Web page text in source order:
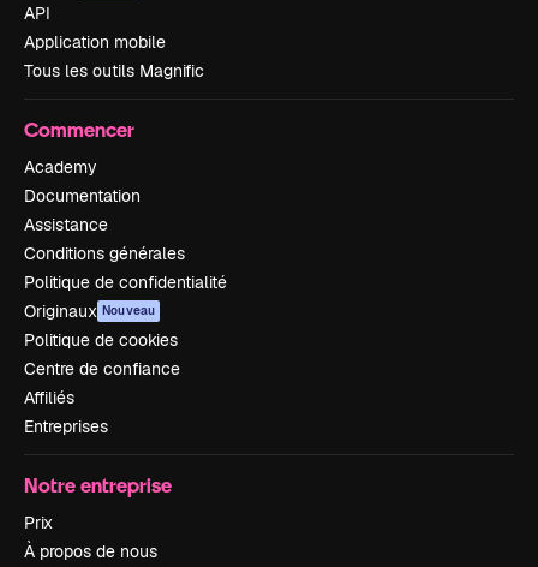
API
Application mobile
Tous les outils Magnific
Commencer
Academy
Documentation
Assistance
Conditions générales
Politique de confidentialité
Originaux Nouveau
Politique de cookies
Centre de confiance
Affiliés
Entreprises
Notre entreprise
Prix
À propos de nous